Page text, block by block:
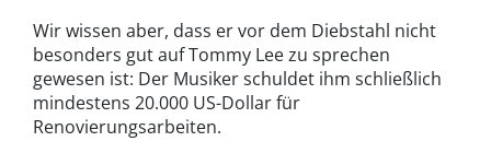
Wir wissen aber, dass er vor dem Diebstahl nicht
besonders gut auf Tommy Lee zu sprechen
gewesen ist: Der Musiker schuldet ihm schließlich
mindestens 20.000 US-Dollar für
Renovierungsarbeiten.